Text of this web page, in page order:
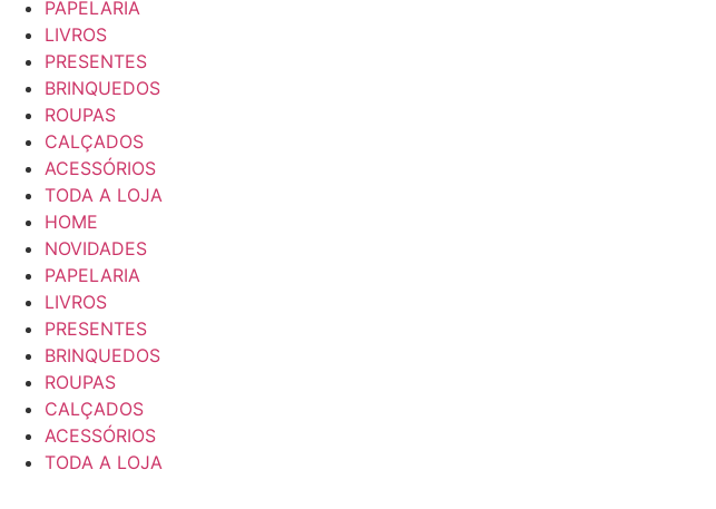
PAPELARIA
LIVROS
PRESENTES
BRINQUEDOS
ROUPAS
CALÇADOS
ACESSÓRIOS
TODA A LOJA
HOME
NOVIDADES
PAPELARIA
LIVROS
PRESENTES
BRINQUEDOS
ROUPAS
CALÇADOS
ACESSÓRIOS
TODA A LOJA